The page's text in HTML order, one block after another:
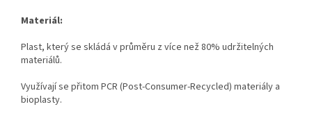
Materiál:
Plast, který se skládá v průměru z více než 80% udržitelných
materiálů.
Využívají se přitom PCR (Post-Consumer-Recycled) materiály a
bioplasty.